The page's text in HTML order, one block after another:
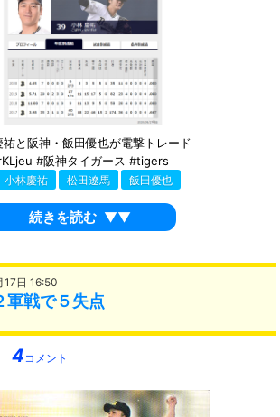
と阪神・飯田優也が電撃トレード
#阪神タイガース #tigers
小林慶祐 松田遼馬 飯田優也
続きを読む ▼▼
日 16:50
軍戦で５失点
4コメント